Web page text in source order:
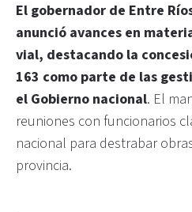
El gobernador de Entre
anunció avances en
vial, destacando la
163 como parte de las
el Gobierno nacional. El
reuniones con funcionarios
nacional para destrabar
provincia.